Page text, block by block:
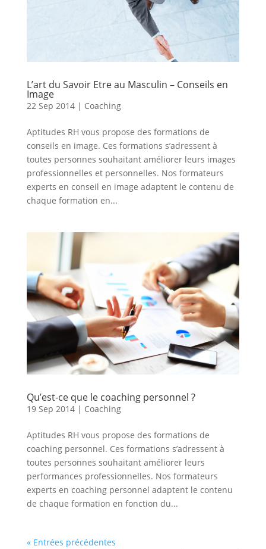
L’art du Savoir Etre au Masculin – Conseils en
Image
22 Sep 2014| Coaching
Aptitudes RH vous propose des formations de
conseils en image. Ces formations s’adressent à
toutes personnes souhaitant améliorer leurs images
professionnelles et personnelles. Nos formateurs
experts en conseil en image adaptent le contenu de
chaque formation en...
Qu’est-ce que le coaching personnel ?
19 Sep 2014| Coaching
Aptitudes RH vous propose des formations de
coaching personnel. Ces formations s’adressent à
toutes personnes souhaitant améliorer leurs
performances professionnelles. Nos formateurs
experts en coaching personnel adaptent le contenu
de chaque formation en fonction du...
« Entrées précédentes